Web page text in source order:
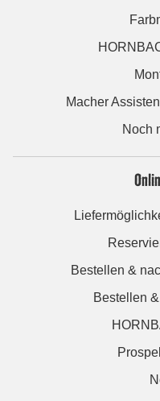
Macher
Noch
Bestellen &
Bestellen